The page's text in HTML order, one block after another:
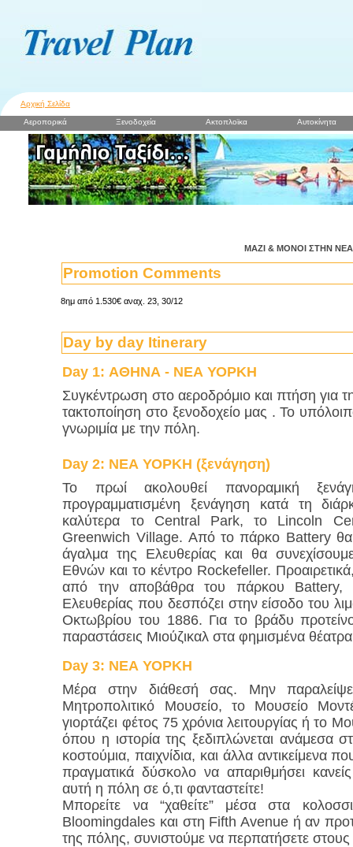
Αρχική Σελίδα
Αεροπορικά Ξενοδοχεία Ακτοπλοϊκα Αυτοκίνητα
ΜΑΖΙ & ΜΟΝΟΙ ΣΤΗΝ
Promotion Comments
8ημ από 1.530€ αναχ. 23, 30/12
Day by day Itinerary
Day 1:ΑΘΗΝΑ - ΝΕΑ ΥΟΡΚΗ
Συγκέντρωση στο αεροδρόμιο και πτήση για
τακτοποίηση στο ξενοδοχείο μας . Το
γνωριμία με την πόλη.
Day 2: ΝΕΑ ΥΟΡΚΗ (ξενάγηση)
Το πρωί ακολουθεί πανοραμική
προγραμματισμένη ξενάγηση κατά τη
καλύτερα το Central Park, το Lincoln
Greenwich Village. Από το πάρκο Battery θα
άγαλμα της Ελευθερίας και θα
Εθνών και το κέντρο Rockefeller.
από την αποβάθρα του πάρκου Battery,
Ελευθερίας που δεσπόζει στην είσοδο του
Οκτωβρίου του 1886. Για το βράδυ
παραστάσεις Μιούζικαλ στα φημισμένα
Day 3: ΝΕΑ ΥΟΡΚΗ
Μέρα στην διάθεσή σας. Μην
Μητροπολιτικό Μουσείο, το Μουσείο
γιορτάζει φέτος 75 χρόνια λειτουργίας ή το
όπου η ιστορία της ξεδιπλώνεται ανάμεσα
κοστούμια, παιχνίδια, και άλλα αντικείμενα
πραγματικά δύσκολο να απαριθμήσει
αυτή η πόλη σε ό,τι φανταστείτε!
Μπορείτε να “χαθείτε” μέσα στα
Bloomingdales και στη Fifth Avenue ή αν
της πόλης, συνιστούμε να περπατήσετε